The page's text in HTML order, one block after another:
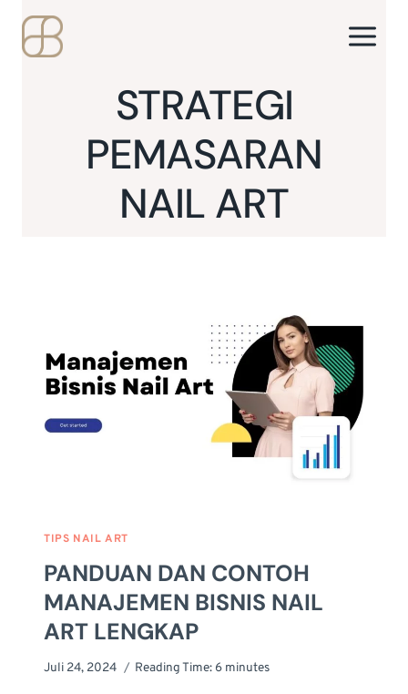
content
STRATEGI
PEMASARAN
NAIL ART
TIPS NAIL ART
PANDUAN DAN CONTOH
MANAJEMEN BISNIS NAIL
ART LENGKAP
Juli 24, 2024 Reading Time: 6 minutes